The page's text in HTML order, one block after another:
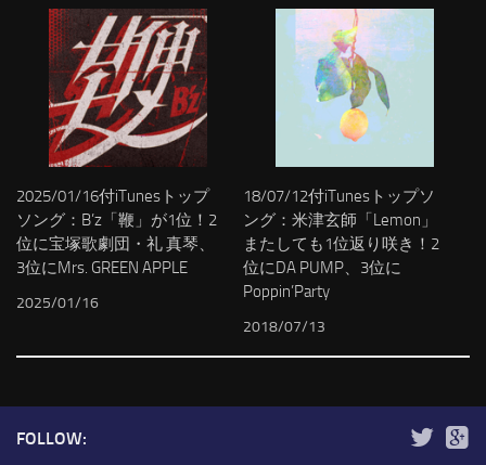
2025/01/16付iTunesトップ
ソング：B’z「鞭」が1位！2
位に宝塚歌劇団・礼 真琴、
3位にMrs. GREEN APPLE
2025/01/16
18/07/12付iTunesトップソ
ング：米津玄師「Lemon」
またしても1位返り咲き！2
位にDA PUMP、3位に
Poppin’Party
2018/07/13
FOLLOW: